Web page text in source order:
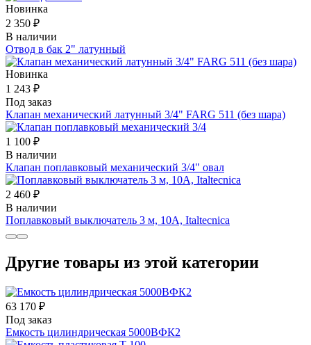
Новинка
2 350 ₽
В наличии
Отвод в бак 2" латунный
Новинка
1 243 ₽
Под заказ
Клапан механический латунный 3/4" FARG 511 (без шара)
1 100 ₽
В наличии
Клапан поплавковый механический 3/4" овал
2 460 ₽
В наличии
Поплавковый выключатель 3 м, 10А, Italtecnica
Другие товары из этой категории
63 170 ₽
Под заказ
Емкость цилиндрическая 5000ВФК2